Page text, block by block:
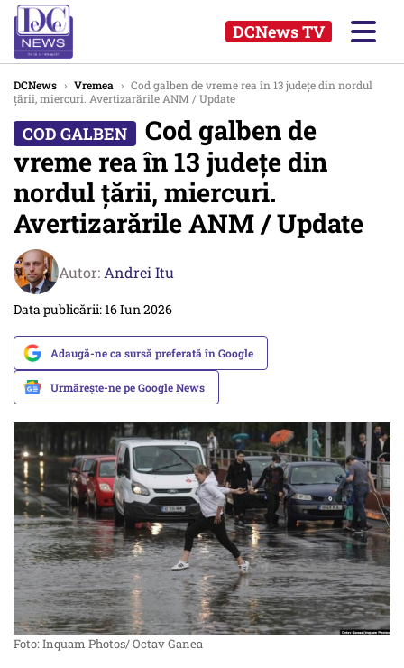
DCNews TV
DCNews › Vremea › Cod galben de vreme rea în 13 judeţe din nordul
ţării, miercuri. Avertizarările ANM / Update
Cod galben de
vreme rea în 13 judeţe din
nordul ţării, miercuri.
Avertizarările ANM / Update
Autor: Andrei Itu
Data publicării: 16 Iun 2026
Adaugă-ne ca sursă preferată în Google
Urmărește-ne pe Google News
Foto: Inquam Photos/ Octav Ganea